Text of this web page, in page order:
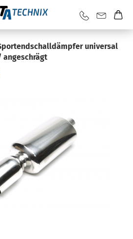
uni­ver­sal
an­ge­schrägt